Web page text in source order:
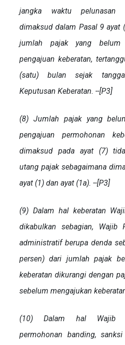
jangka waktu pelunasan
dimaksud dalam Pasal 9 ayat
jumlah pajak yang belum
pengajuan keberatan,
(satu) bulan sejak
Keputusan Keberatan. --[P3]
(8) Jumlah pajak yang
pengajuan permohonan
dimaksud pada ayat (7)
utang pajak sebagaimana
ayat (1) dan ayat (1a). --[P3]
(9) Dalam hal keberatan
dikabulkan sebagian, Wajib
administratif berupa denda
persen) dari jumlah pajak
keberatan dikurangi dengan
sebelum mengajukan
(10) Dalam hal Wajib
permohonan banding,